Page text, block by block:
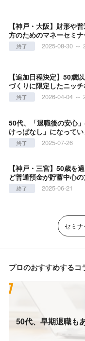
【神戸・大阪】財形や
方のためのマネーセミ
終了 2025-08-30 ～
【追加日程決定】50歳
づくりに限定したニッ
終了 2026-04-04 ～
50代、「退職後の安心
けっぱなし」になってい
終了 2025-07-26
【神戸・三宮】50歳を
ど普通預金が貯蓄中心
終了 2025-06-21
セミ
プロのおすすめするコ
50代、早期退職も